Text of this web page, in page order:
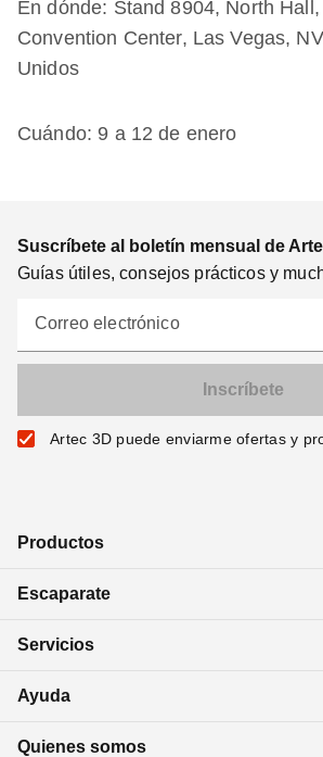
En dónde: Stand 8904, North
Convention Center, Las Vegas,
Unidos
Cuándo: 9 a 12 de enero
Suscríbete al boletín mensual de
Guías útiles, consejos prácticos y
Correo electrónico
Artec 3D puede enviarme ofertas y
Productos
Escaparate
Servicios
Ayuda
Quienes somos